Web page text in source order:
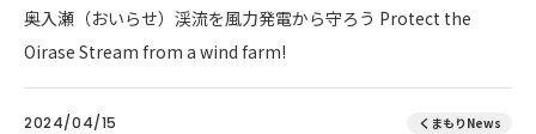
奥入瀬（おいらせ）渓流を風力発電から守ろう Protect the
Oirase Stream from a wind farm!
2024/04/15 くまもりNews